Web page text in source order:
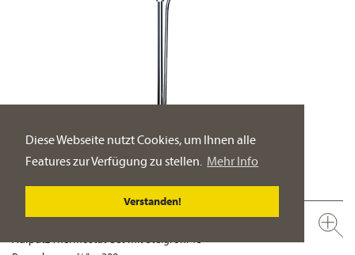
Diese Webseite nutzt Cookies, um Ihnen alle
Features zur Verfügung zu stellen. Mehr Info
Verstanden!
600.20.460.xxx-AA
Aufputz Thermostat-Set mit Steigrohr ½"